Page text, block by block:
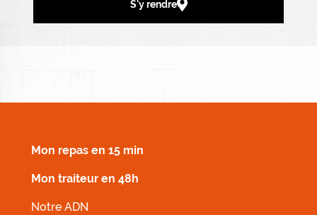
S'y rendre
Mon repas en 15 min
Mon traiteur en 48h
Notre ADN